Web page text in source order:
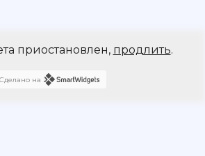
приостановлен, продлить.
Сделано на